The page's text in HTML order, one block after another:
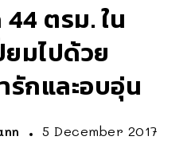
ตรม. ใน
ยมไปด้วย
รักและอบอุ่น
5 December 2017